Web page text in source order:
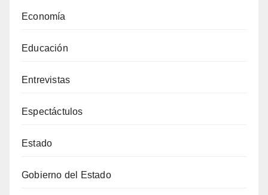
Economía
Educación
Entrevistas
Espectáctulos
Estado
Gobierno del Estado